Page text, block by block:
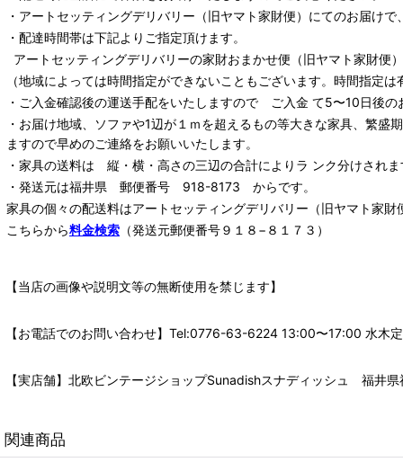
・ アートセッティングデリバリー （旧ヤマト家財便） にてのお届けで
・配達時間帯は下記よりご指定頂けます。
アートセッティングデリバリーの家財おまかせ便 （旧ヤマト家財便
（地域によっては時間指定ができないこともございます。時間指定
・ご入金確認後の運送手配をいたしますので ご入金 て5〜10日後の
・お届け地域、ソファや1辺が１ｍを超えるもの等大きな家具、繁
ますので早めのご連絡をお願いいたします。
・家具の送料は 縦・横・高さの三辺の合計によりラ ンク分けされま
・発送元は福井県 郵便番号 918-8173 からです。
家具の個々の配送料はアートセッティングデリバリー （旧ヤマト家財
こちらから料金検索 （発送元郵便番号９１８−８１７３）
【当店の画像や説明文等の無断使用を禁じます】
【お電話でのお問い合わせ】Tel:0776-63-6224 13:00〜17:00 水木
【実店舗】北欧ビンテージショップSunadishスナディッシュ 福井
関連商品